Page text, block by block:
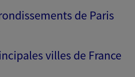
de Paris
villes de France